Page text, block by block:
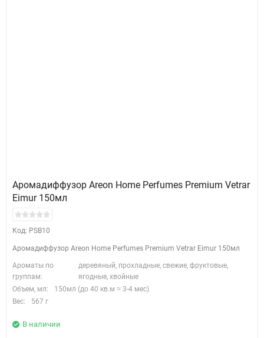
Аромадиффузор Areon Home Perfumes Premium Vetrar
Eimur 150мл
Код: PSB10
Аромадиффузор Areon Home Perfumes Premium Vetrar Eimur 150мл
Ароматы по
группам:
деревяный, прохладные, свежие, фруктовые,
ягодные, хвойные
Объем, мл:
150мл (до 40 кв.м ≈ 3-4 мес)
Вес:
567 г
В наличии